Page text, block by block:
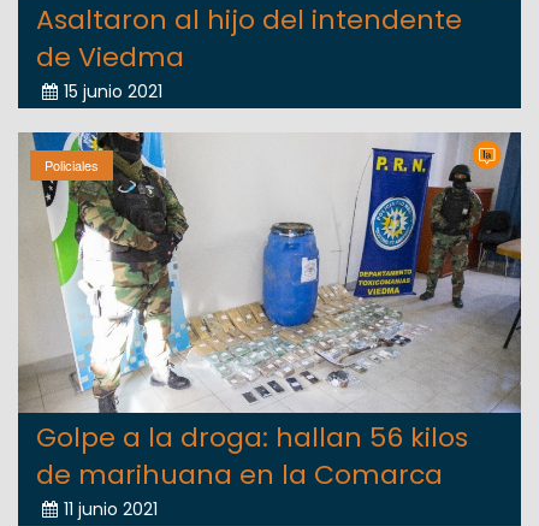
Asaltaron al hijo del intendente
de Viedma
15 junio 2021
Policiales
Golpe a la droga: hallan 56 kilos
de marihuana en la Comarca
11 junio 2021